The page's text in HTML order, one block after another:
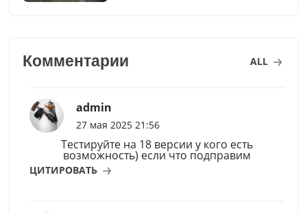
Комментарии ALL
admin
27 мая 2025 21:56
Тестируйте на 18 версии у кого есть
возможность) если что подправим
ЦИТИРОВАТЬ